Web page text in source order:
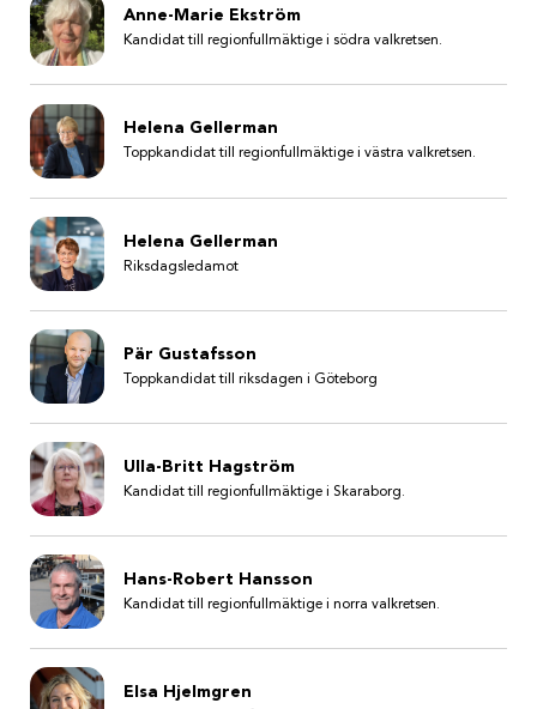
Anne-Marie Ekström
Kandidat till regionfullmäktige i södra valkretsen.
Helena Gellerman
Toppkandidat till regionfullmäktige i västra valkretsen.
Helena Gellerman
Riksdagsledamot
Pär Gustafsson
Toppkandidat till riksdagen i Göteborg
Ulla-Britt Hagström
Kandidat till regionfullmäktige i Skaraborg.
Hans-Robert Hansson
Kandidat till regionfullmäktige i norra valkretsen.
Elsa Hjelmgren